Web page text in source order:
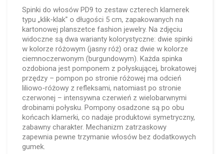
Spinki do włosów PD9 to zestaw czterech klamerek
typu „klik-klak" o długości 5 cm, zapakowanych na
kartonowej planszetce fashion jewelry. Na zdjęciu
widoczne są dwa warianty kolorystyczne: dwie spinki
w kolorze różowym (jasny róż) oraz dwie w kolorze
ciemnoczerwonym (burgundowym). Każda spinka
ozdobiona jest pomponem z połyskującej, brokatowej
przędzy – pompon po stronie różowej ma odcień
liliowo-różowy z refleksami, natomiast po stronie
czerwonej – intensywna czerwień z wielobarwnymi
drobinami połysku. Pompony osadzone są po obu
końcach klamerki, co nadaje produktowi symetryczny,
zabawny charakter. Mechanizm zatrzaskowy
zapewnia pewne trzymanie włosów bez dodatkowych
gumek.